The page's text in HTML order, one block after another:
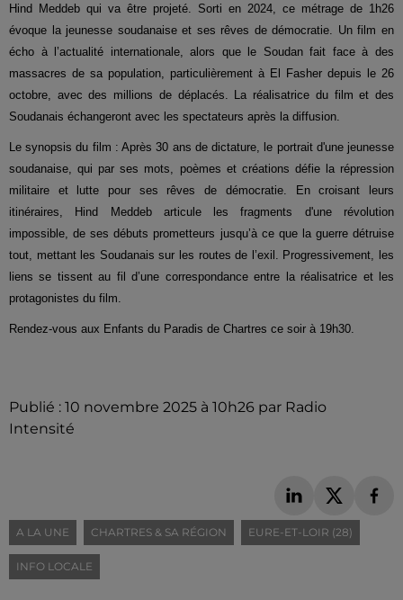
Hind Meddeb qui va être projeté. Sorti en 2024, ce métrage de 1h26
évoque la jeunesse soudanaise et ses rêves de démocratie. Un film en
écho à l’actualité internationale, alors que le Soudan fait face à des
massacres de sa population, particulièrement à El Fasher depuis le 26
octobre, avec des millions de déplacés.
La réalisatrice du film et des
Soudanais échangeront avec les spectateurs après la diffusion.
Le synopsis du film : Après 30 ans de dictature, le portrait d'une jeunesse
soudanaise, qui par ses mots, poèmes et créations défie la répression
militaire et lutte pour ses rêves de démocratie. En croisant leurs
itinéraires, Hind Meddeb articule les fragments d'une révolution
impossible, de ses débuts prometteurs jusqu’à ce que la guerre détruise
tout, mettant les Soudanais sur les routes de l’exil. Progressivement, les
liens se tissent au fil d’une correspondance entre la réalisatrice et les
protagonistes du film.
Rendez-vous aux Enfants du Paradis de Chartres ce soir à 19h30.
Publié : 10 novembre 2025 à 10h26 par Radio
Intensité
A LA UNE CHARTRES & SA RÉGION EURE-ET-LOIR (28)
INFO LOCALE